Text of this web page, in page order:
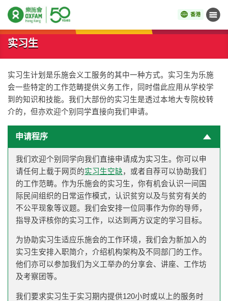
香港 菜单
开始主要内容
实习生
实习生计划是乐施会义工服务的其中一种方式。实习生为乐施
会一些特定的工作范畴提供义务工作，同时借此应用从学校学
到的知识和技能。我们大部份的实习生是透过本地大专院校转
介的，但亦欢迎个别同学直接向我们申请。
申请程序
我们欢迎个别同学向我们直接申请成为实习生。你可以申
请任何上载于网页的实习生空缺，或者自荐可以协助我们
的工作范畴。作为乐施会的实习生，你有机会认识一间国
际民间组织的日常运作模式，认识贫穷以及与贫穷有关的
不公平现象等议题。我们会安排一位同事作为你的导师，
指导及评核你的实习工作，以达到两方议定的学习目标。
为协助实习生适应乐施会的工作环境，我们会为新加入的
实习生安排入职简介，介绍机构架构及不同部门的工作。
他们亦可以参加我们为义工举办的分享会、讲座、工作坊
及考察团等。
我们要求实习生于实习期内提供120小时或以上的服务时